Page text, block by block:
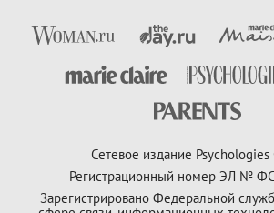
Сетевое издание
Регистрационный номер ЭЛ №
Зарегистрировано Федеральной